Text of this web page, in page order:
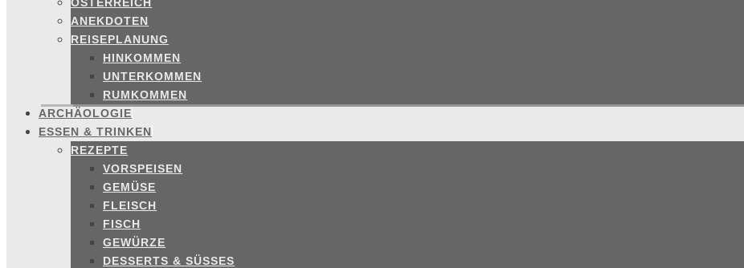
ANEKDOTEN
REISEPLANUNG
HINKOMMEN
UNTERKOMMEN
RUMKOMMEN
ARCHÄOLOGIE
ESSEN & TRINKEN
REZEPTE
VORSPEISEN
GEMÜSE
FLEISCH
FISCH
GEWÜRZE
DESSERTS & SÜSSES